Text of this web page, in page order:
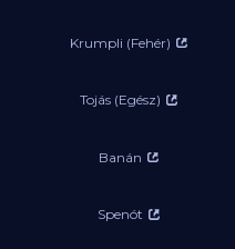
Krumpli (Fehér)
Tojás (Egész)
Banán
Spenót